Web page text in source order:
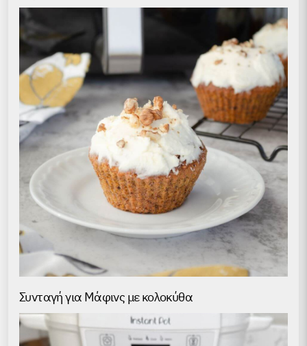
Συνταγή για Μάφινς με κολοκύθα